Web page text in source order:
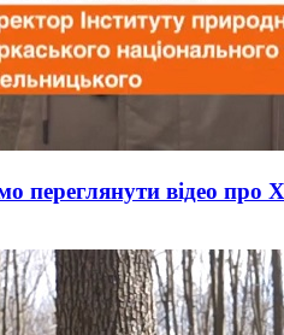
переглянути відео про